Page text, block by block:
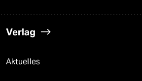
Verlag
Aktuelles